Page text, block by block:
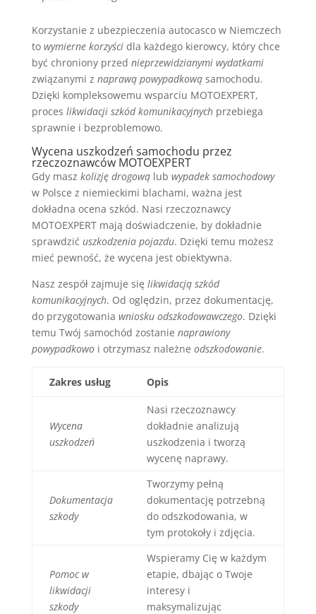
Korzystanie z ubezpieczenia autocasco w Niemczech
to wymierne korzyścidla każdego kierowcy, który chce
być chroniony przed nieprzewidzianymi wydatkami
związanymi z naprawą powypadkowąsamochodu.
Dzięki kompleksowemu wsparciu MOTOEXPERT,
proces likwidacji szkód komunikacyjnychprzebiega
sprawnie i bezproblemowo.
Wycena uszkodzeń samochodu przez
rzeczoznawców MOTOEXPERT
Gdy masz kolizję drogowąlub wypadek samochodowy
w Polsce z niemieckimi blachami, ważna jest
dokładna ocena szkód. Nasi rzeczoznawcy
MOTOEXPERT mają doświadczenie, by dokładnie
sprawdzić uszkodzenia pojazdu. Dzięki temu możesz
mieć pewność, że wycena jest obiektywna.
Nasz zespół zajmuje się likwidacją szkód
komunikacyjnych. Od oględzin, przez dokumentację,
do przygotowania wniosku odszkodowawczego. Dzięki
temu Twój samochód zostanie naprawiony
powypadkowoi otrzymasz należne odszkodowanie.
Zakres usług Opis
Wycena
uszkodzeń
Nasi rzeczoznawcy
dokładnie analizują
uszkodzenia i tworzą
wycenę naprawy.
Dokumentacja
szkody
Tworzymy pełną
dokumentację potrzebną
do odszkodowania, w
tym protokoły i zdjęcia.
Pomoc w
likwidacji
szkody
Wspieramy Cię w każdym
etapie, dbając o Twoje
interesy i
maksymalizując